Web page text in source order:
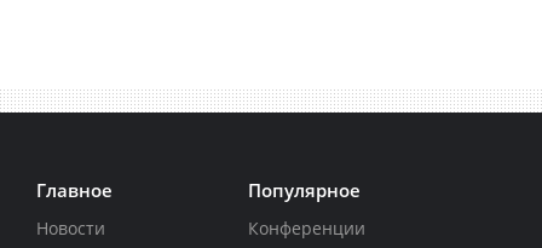
Главное
Новости
Популярное
Конференции